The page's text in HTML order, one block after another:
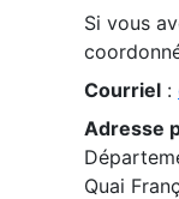
Si vous
Courriel :
Adresse
Quai